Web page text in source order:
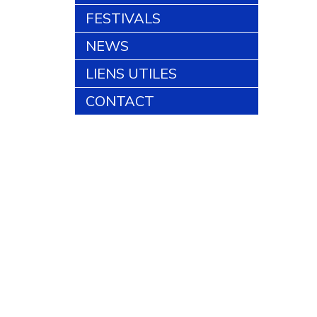
FESTIVALS
NEWS
LIENS UTILES
CONTACT